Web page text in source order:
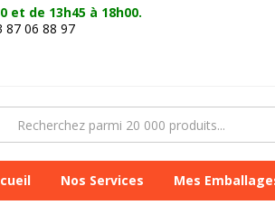
et de 13h45 à 18h00.
87 06 88 97
Nos Services Mes